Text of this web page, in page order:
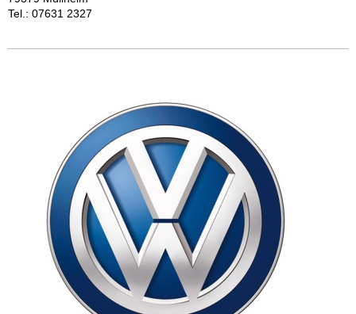
Tel.: 07631 2327